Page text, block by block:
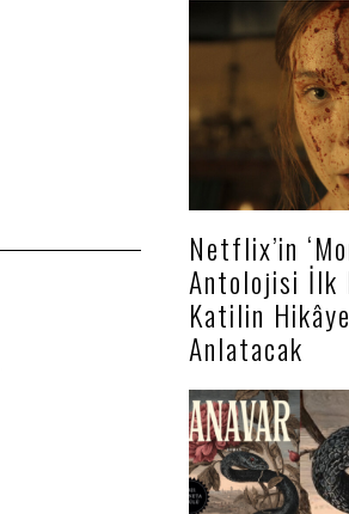
Netflix’in
Antolojisi İlk
Katilin
Anlatacak